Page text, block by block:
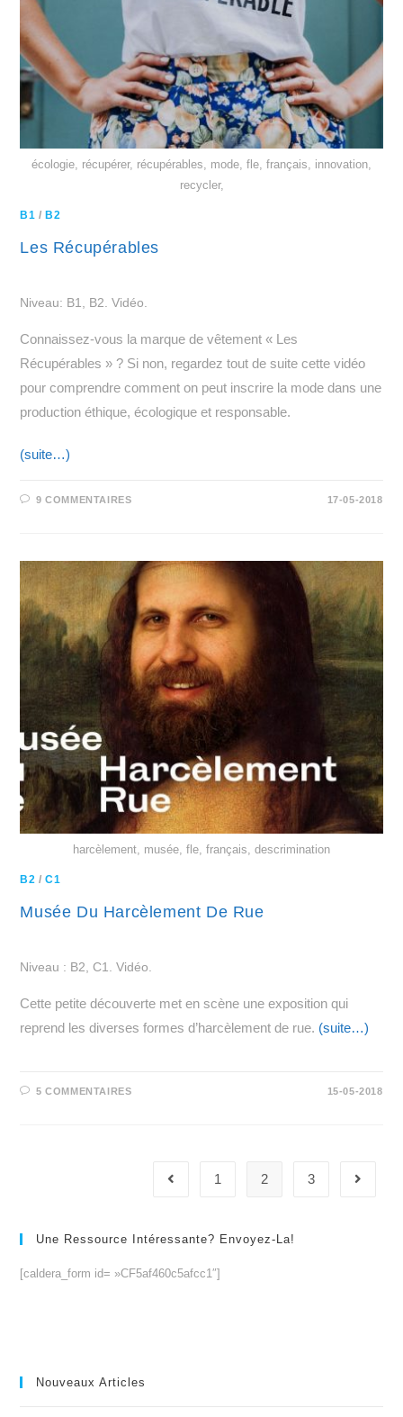
écologie, récupérer, récupérables, mode, fle, français, innovation,
recycler,
B1 / B2
Les Récupérables
Niveau: B1, B2. Vidéo.
Connaissez-vous la marque de vêtement « Les
Récupérables » ? Si non, regardez tout de suite cette vidéo
pour comprendre comment on peut inscrire la mode dans une
production éthique, écologique et responsable.
(suite…)
9 COMMENTAIRES 17-05-2018
harcèlement, musée, fle, français, descrimination
B2 /C1
Musée Du Harcèlement De Rue
Niveau : B2, C1. Vidéo.
Cette petite découverte met en scène une exposition qui
reprend les diverses formes d’harcèlement de rue. (suite…)
5 COMMENTAIRES 15-05-2018
Go to the previous page
1 2 3 Aller à
Une Ressource Intéressante? Envoyez-La!
[caldera_form id= »CF5af460c5afcc1″]
Nouveaux Articles